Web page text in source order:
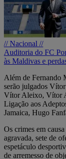
// Nacional //
Auditoria do FC
às Maldivas e
Além de Fernando
serão julgados
Vítor Aleixo, Vítor
Ligação aos
Jamaica, Hugo
Os crimes em
agravada, sete de
espetáculo
de arremesso de